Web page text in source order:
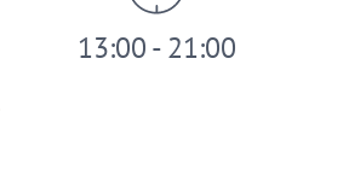
13:00 - 21:00